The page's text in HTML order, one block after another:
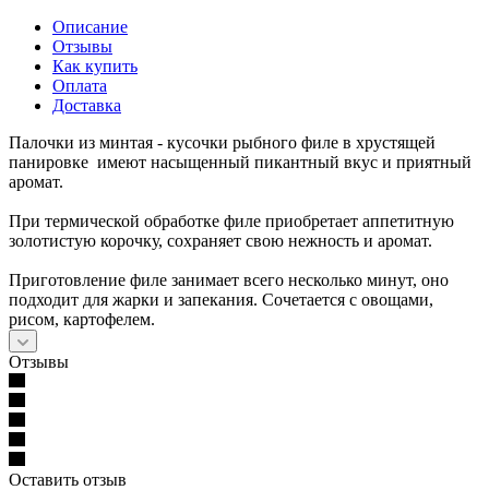
Описание
Отзывы
Как купить
Оплата
Доставка
Палочки из минтая - кусочки рыбного филе в хрустящей
панировке имеют насыщенный пикантный вкус и приятный
аромат.
При термической обработке филе приобретает аппетитную
золотистую корочку, сохраняет свою нежность и аромат.
Приготовление филе занимает всего несколько минут, оно
подходит для жарки и запекания. Сочетается с овощами,
рисом, картофелем.
Отзывы
Оставить отзыв